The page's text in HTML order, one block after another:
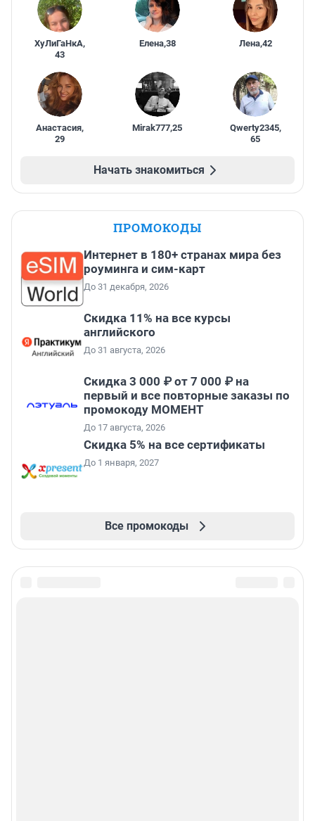
ХуЛиГаНкА,
43
Елена,38 Лена,42
Анастасия,
29
Mirak777,25 Qwerty2345,
65
Начать знакомиться
ПРОМОКОДЫ
Интернет в 180+ странах мира без
роуминга и сим-карт
До 31 декабря, 2026
Скидка 11% на все курсы
английского
До 31 августа, 2026
Скидка 3 000 ₽ от 7 000 ₽ на
первый и все повторные заказы по
промокоду МОМЕНТ
До 17 августа, 2026
Скидка 5% на все сертификаты
До 1 января, 2027
Все промокоды